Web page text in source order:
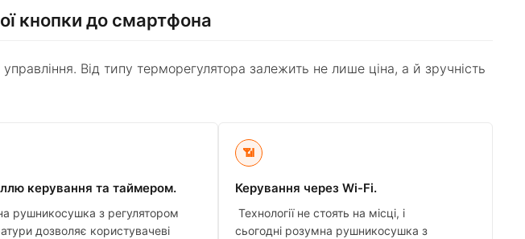
кнопки до смартфона
Від типу терморегулятора залежить не лише ціна, а й зручність
керування та таймером.
рушникосушка з регулятором
дозволяє користувачеві
📶
Керування через Wi-Fi.
Технології не стоять на місці, і
сьогодні розумна рушникосушка з